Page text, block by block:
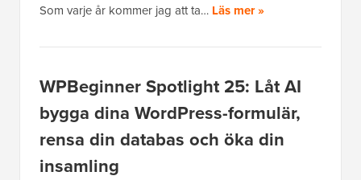
Som varje år kommer jag att ta… Läs mer »
WPBeginner Spotlight 25: Låt AI
bygga dina WordPress-formulär,
rensa din databas och öka din
insamling